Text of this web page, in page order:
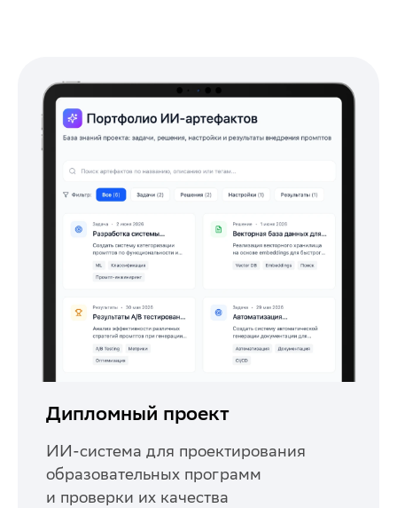
Дипломный проект
ИИ-система для проектирования
образовательных программ
и проверки их качества